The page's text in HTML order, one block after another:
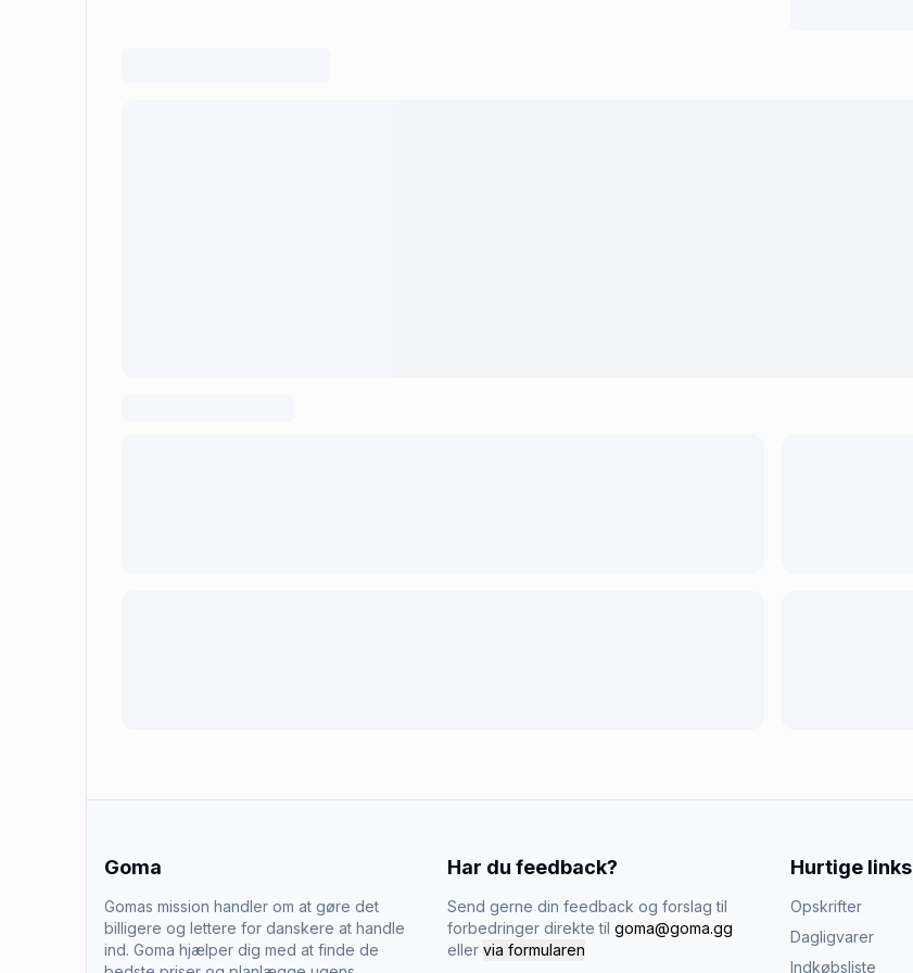
Goma
Gomas mission handler om at gøre det
billigere og lettere for danskere at handle
ind. Goma hjælper dig med at finde de
Har du feedback?
Send gerne din feedback og forslag til
forbedringer direkte til goma@goma.gg
eller via formularen
Hurtige links
Opskrifter
Dagligvarer
Indkøbsliste